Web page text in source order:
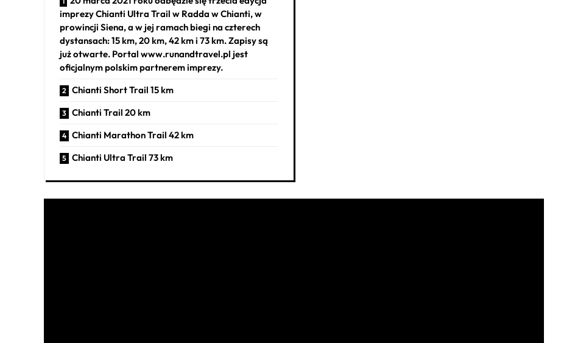
imprezy Chianti Ultra Trail w Radda w Chianti, w
prowincji Siena, a w jej ramach biegi na czterech
dystansach: 15 km, 20 km, 42 km i 73 km. Zapisy są
już otwarte. Portal www.runandtravel.pl jest
oficjalnym polskim partnerem imprezy.
Chianti Short Trail 15 km
Chianti Trail 20 km
Chianti Marathon Trail 42 km
Chianti Ultra Trail 73 km